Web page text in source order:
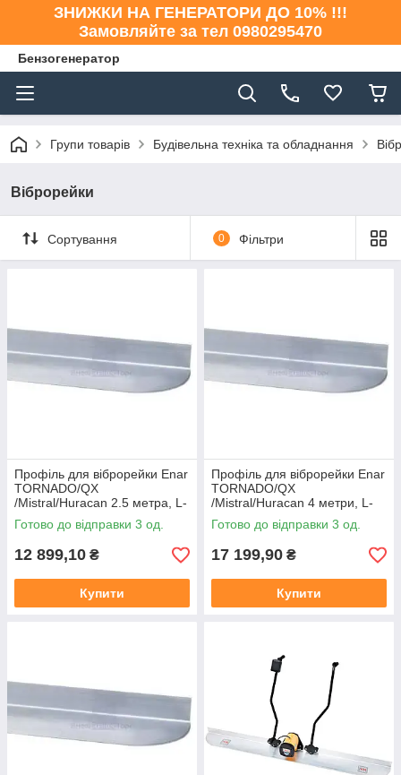
ЗНИЖКИ НА ГЕНЕРАТОРИ ДО 10% !!!
Замовляйте за тел 0980295470
Бензогенератор
Групи товарів Будівельна техніка та обладнання
Віброрейки
Сортування 0 Фільтри
Профіль для віброрейки Enar
TORNADO/QX
/Mistral/Huracan 2.5 метра, L-
подібний
Готово до відправки 3 од.
12 899,10 ₴
Купити
Профіль для віброрейки Enar
TORNADO/QX
/Mistral/Huracan 4 метри, L-
подібний
Готово до відправки 3 од.
17 199,90 ₴
Купити